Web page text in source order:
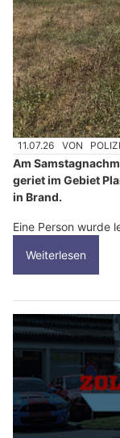
11.07.26 VON
Am
geriet im Gebiet
in Brand.
Eine Person wurde
Weiterlesen